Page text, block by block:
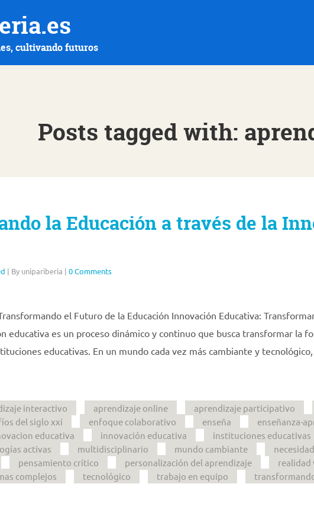
cultivando futuros
Posts tagged with:
la Educación a través de la
| By unipariberia | 0 Comments
el Futuro de la Educación Innovación Educativa:
educativa es un proceso dinámico y continuo que busca transformar la
educativas. En un mundo cada vez más cambiante y
interactivo aprendizaje online aprendizaje participativo
del siglo xxi enfoque colaborativo enseña
enseñanza-
educativa innovación educativa instituciones educativas
activas multidisciplinario mundo cambiante
pensamiento crítico personalización del aprendizaje
realidad
complejos
tecnológico trabajo en equipo